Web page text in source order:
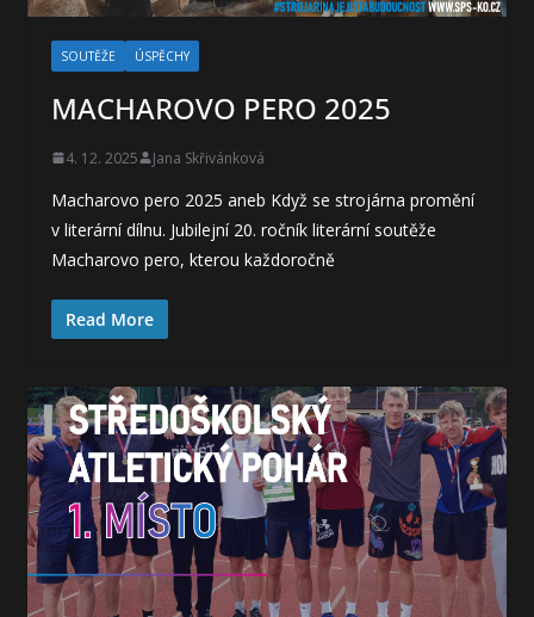
SOUTĚŽE ÚSPĚCHY
MACHAROVO PERO 2025
4. 12. 2025 Jana Skřivánková
Macharovo pero 2025 aneb Když se strojárna promění
v literární dílnu. Jubilejní 20. ročník literární soutěže
Macharovo pero, kterou každoročně
Read More